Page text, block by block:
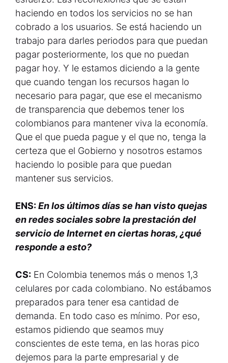
haciendo en todos los servicios no se han
cobrado a los usuarios. Se está haciendo un
trabajo para darles periodos para que puedan
pagar posteriormente, los que no puedan
pagar hoy. Y le estamos diciendo a la gente
que cuando tengan los recursos hagan lo
necesario para pagar, que ese el mecanismo
de transparencia que debemos tener los
colombianos para mantener viva la economía.
Que el que pueda pague y el que no, tenga la
certeza que el Gobierno y nosotros estamos
haciendo lo posible para que puedan
mantener sus servicios.
ENS: En los últimos días se han visto quejas
en redes sociales sobre la prestación del
servicio de Internet en ciertas horas, ¿qué
responde a esto?
CS: En Colombia tenemos más o menos 1,3
celulares por cada colombiano. No estábamos
preparados para tener esa cantidad de
demanda. En todo caso es mínimo. Por eso,
estamos pidiendo que seamos muy
conscientes de este tema, en las horas pico
dejemos para la parte empresarial y de